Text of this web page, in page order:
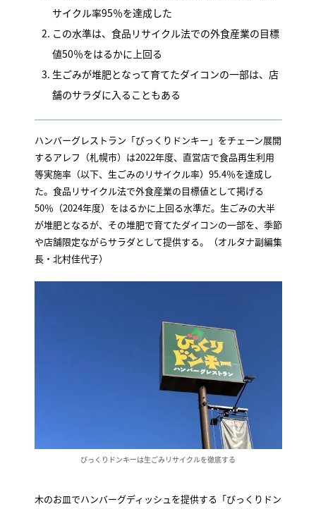
サイクル率95％を達成した
この水準は、食品リサイクル法での外食産業の目標
値50％をはるかに上回る
生ごみが堆肥となって育てたダイコンの一部は、店
舗のサラダに入ることもある
ハンバーグレストラン「びっくりドンキー」をチェーン展開
するアレフ（札幌市）は2022年度、直営店で食品再生利用
等実施率（以下、生ごみのリサイクル率）95.4％を達成し
た。食品リサイクル法で外食産業の目標値として掲げる
50％（2024年度）をはるかに上回る水準だ。生ごみの大半
が堆肥となるが、その堆肥で育てたダイコンの一部を、季節
や店舗限定ながらサラダとして提供する。（オルタナ副編集
長・北村佳代子）
びっくりドンキーは生ごみリサイクルを徹底する
木のお皿でハンバーグディッシュを提供する「びっくりドン